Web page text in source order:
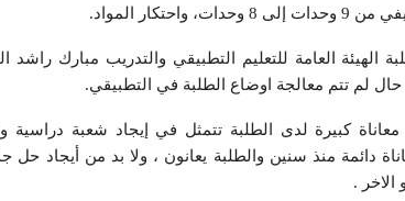
المواد.
الهيئة العامة للتعليم التطبيقي والتدريب مبارك
حال لم تتم معالجة اوضاع الطلبة في التطبيقي.
كبيرة لدى الطلبة تتمثل في إيجاد شعبة
دائمة منذ سنين والطلبة يعانون ، ولا بد من أيجاد
.